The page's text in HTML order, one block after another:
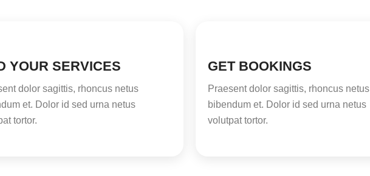
YOUR SERVICES
dolor sagittis, rhoncus netus
et. Dolor id sed urna netus
tortor.
GET BOOKINGS
Praesent dolor sagittis, rhoncus netus
bibendum et. Dolor id sed urna netus
volutpat tortor.